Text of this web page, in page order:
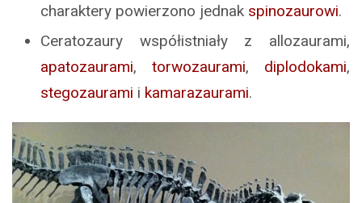
charaktery powierzono jednak spinozaurowi.
Ceratozaury współistniały z allozaurami,
apatozaurami, torwozaurami, diplodokami,
stegozaurami i kamarazaurami.